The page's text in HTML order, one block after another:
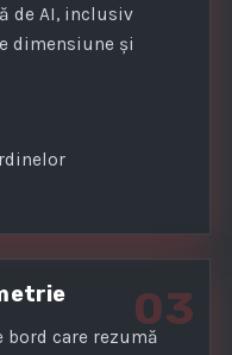
de AI, inclusiv
dimensiune și
03
care rezumă